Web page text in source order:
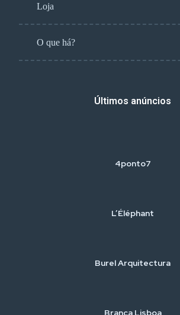
Loja
O que há?
Últimos anúncios
4ponto7
L’Éléphant
Burel Arquitectura
Branca Lisboa